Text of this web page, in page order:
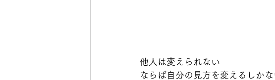
他人は変えられない
ならば自分の見方を変えるしかな